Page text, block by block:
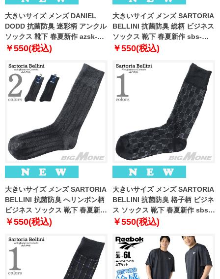
大きいサイズ メンズ DANIEL
DODD 抗菌防臭 迷彩柄 アンクル
ソックス 靴下 春夏新作 azsk-
269011
￥550(税込)
大きいサイズ メンズ SARTORIA
BELLINI 抗菌防臭 総柄 ビジネス
ソックス 靴下 春夏新作 sbs-
5509
￥550(税込)
大きいサイズ メンズ SARTORIA
BELLINI 抗菌防臭 へリンボン柄
ビジネス ソックス 靴下 春夏新作
sbs-5510
￥550(税込)
大きいサイズ メンズ SARTORIA
BELLINI 抗菌防臭 格子柄 ビジネ
ス ソックス 靴下 春夏新作 sbs-
5511
￥550(税込)